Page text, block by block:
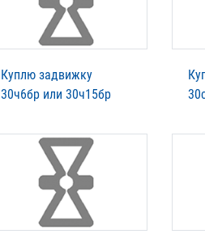
Куплю задвижку
30ч6бр или 30ч15бр